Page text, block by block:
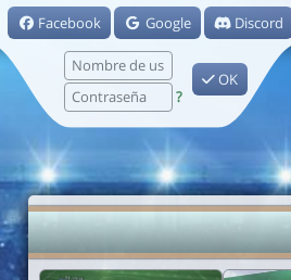
Facebook Google Discord
?
OK